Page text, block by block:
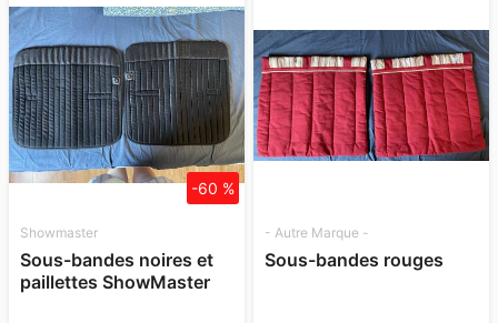
Showmaster
Sous-bandes noires et
paillettes ShowMaster
-60 %
- Autre Marque -
Sous-bandes rouges